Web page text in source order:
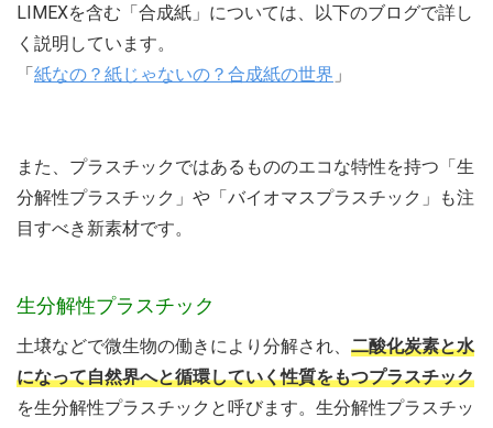
LIMEXを含む「合成紙」については、以下のブログで詳し
く説明しています。
「 紙なの？紙じゃないの？合成紙の世界 」
また、プラスチックではあるもののエコな特性を持つ「生
分解性プラスチック」や「バイオマスプラスチック」も注
目すべき新素材です。
生分解性プラスチック
土壌などで微生物の働きにより分解され、 二酸化炭素と水
になって自然界へと循環していく性質をもつプラスチック
を生分解性プラスチックと呼びます。生分解性プラスチッ